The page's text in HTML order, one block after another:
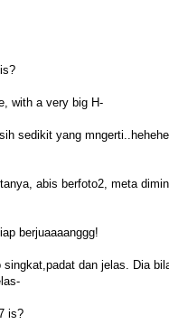
with a very big H-
sedikit yang
abis berfoto2, meta
berjuaaaanggg!
dan jelas. Dia
is?